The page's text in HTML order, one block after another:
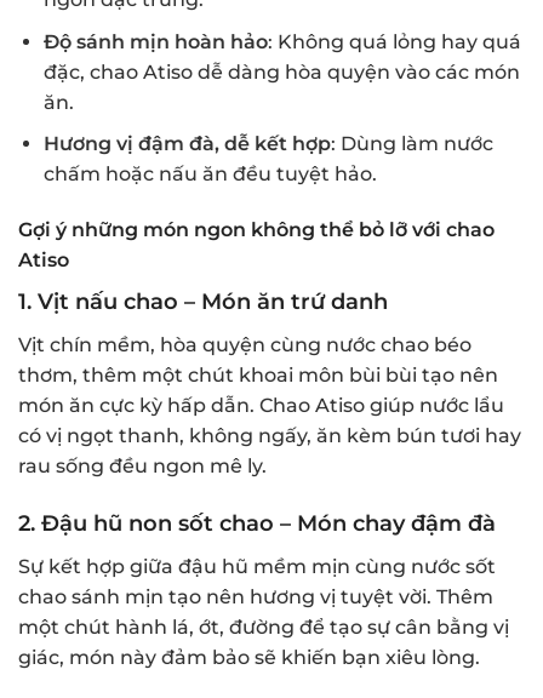
Độ sánh mịn hoàn hảo: Không quá lỏng hay quá
đặc, chao Atiso dễ dàng hòa quyện vào các món
ăn.
Hương vị đậm đà, dễ kết hợp: Dùng làm nước
chấm hoặc nấu ăn đều tuyệt hảo.
Gợi ý những món ngon không thể bỏ lỡ với chao
Atiso
1. Vịt nấu chao – Món ăn trứ danh
Vịt chín mềm, hòa quyện cùng nước chao béo
thơm, thêm một chút khoai môn bùi bùi tạo nên
món ăn cực kỳ hấp dẫn. Chao Atiso giúp nước lẩu
có vị ngọt thanh, không ngấy, ăn kèm bún tươi hay
rau sống đều ngon mê ly.
2. Đậu hũ non sốt chao – Món chay đậm đà
Sự kết hợp giữa đậu hũ mềm mịn cùng nước sốt
chao sánh mịn tạo nên hương vị tuyệt vời. Thêm
một chút hành lá, ớt, đường để tạo sự cân bằng vị
giác, món này đảm bảo sẽ khiến bạn xiêu lòng.